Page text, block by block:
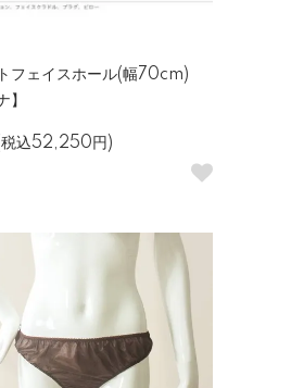
フェイスホール(幅70cm)
】
込52,250円)